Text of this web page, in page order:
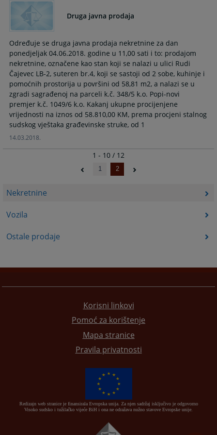
Nekretnine
Vozila
Ostale prodaje
Druga javna prodaja
Određuje se druga javna prodaja nekretnine za dan
ponedjeljak 04.06.2018. godine u 11,00 sati i to: prodajom
nekretnine, označene kao stan koji se nalazi u ulici Rudi
Čajevec LB-2, suteren br.4, koji se sastoji od 2 sobe, kuhinje i
pomoćnih prostorija u površini od 58,81 m2, a nalazi se u
zgradi sagrađenoj na parceli k.č. 348/5 k.o. Popi-novi
premjer k.č. 1049/6 k.o. Kakanj ukupne procijenjene
vrijednosti na iznos od 58.810,00 KM, prema procjeni stalnog
sudskog vještaka građevinske struke, od 1
14.03.2018.
1 - 10 / 12
1 2
Korisni linkovi
Pomoć za korištenje
Mapa stranice
Pravila privatnosti
Redizajn web stranice je finansirala Evropska unija. Za njen sadržaj isključivo je odgovorno
Visoko sudsko i tužilačko vijeće BiH i ona ne odražava nužno stavove Evropske unije.